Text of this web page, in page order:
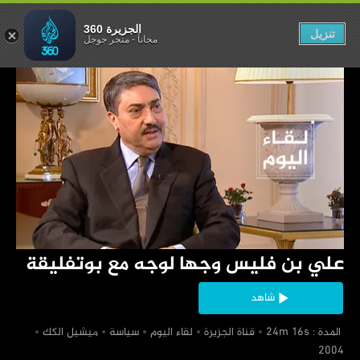
‏علي بن فليس وجها لوجه مع بوتفليقة
شاهد
‏ المدة : 24m 16s
‏قناة الجزيرة ‏لقاء اليوم ‏سياسة
‏ميشيل الكك
مع بوتفليقة
الجزيرة 360
مجاناً-متجر جوجل تنزيل